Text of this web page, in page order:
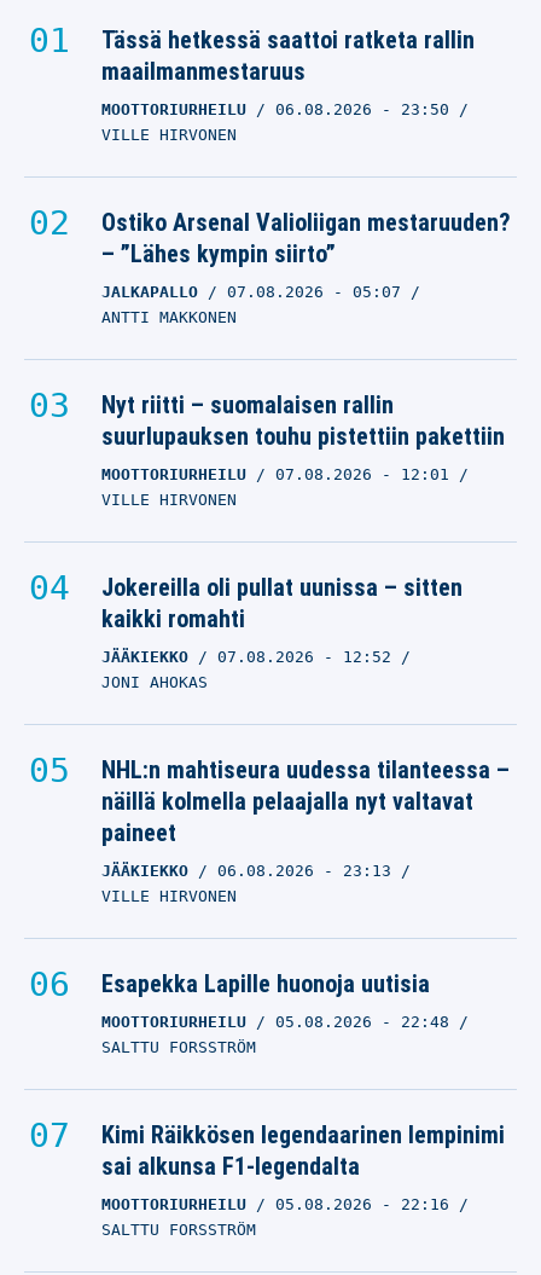
Tässä hetkessä saattoi ratketa rallin
maailmanmestaruus
MOOTTORIURHEILU 06.08.2026 - 23:50
VILLE HIRVONEN
Ostiko Arsenal Valioliigan mestaruuden?
– ”Lähes kympin siirto”
JALKAPALLO 07.08.2026 - 05:07
ANTTI MAKKONEN
Nyt riitti – suomalaisen rallin
suurlupauksen touhu pistettiin pakettiin
MOOTTORIURHEILU 07.08.2026 - 12:01
VILLE HIRVONEN
Jokereilla oli pullat uunissa – sitten
kaikki romahti
JÄÄKIEKKO 07.08.2026 - 12:52
JONI AHOKAS
NHL:n mahtiseura uudessa tilanteessa –
näillä kolmella pelaajalla nyt valtavat
paineet
JÄÄKIEKKO 06.08.2026 - 23:13
VILLE HIRVONEN
Esapekka Lapille huonoja uutisia
MOOTTORIURHEILU 05.08.2026 - 22:48
SALTTU FORSSTRÖM
Kimi Räikkösen legendaarinen lempinimi
sai alkunsa F1-legendalta
MOOTTORIURHEILU 05.08.2026 - 22:16
SALTTU FORSSTRÖM